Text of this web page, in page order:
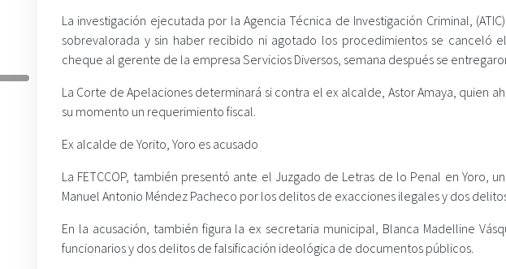
La investigación ejecutada por la Agencia Técnica de Investigación Criminal,
sobrevalorada y sin haber recibido ni agotado los procedimientos se
cheque al gerente de la empresa Servicios Diversos, semana después se
La Corte de Apelaciones determinará si contra el ex alcalde, Astor Amaya, quien
su momento un requerimiento fiscal.
Ex alcalde de Yorito, Yoro es acusado
La FETCCOP, también presentó ante el Juzgado de Letras de lo Penal en Yoro,
Manuel Antonio Méndez Pacheco por los delitos de exacciones ilegales y dos
En la acusación, también figura la ex secretaria municipal, Blanca Madelline
funcionarios y dos delitos de falsificación ideológica de documentos públicos.